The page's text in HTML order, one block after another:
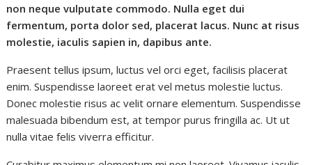
non neque vulputate commodo. Nulla eget dui
fermentum, porta dolor sed, placerat lacus. Nunc at risus
molestie, iaculis sapien in, dapibus ante.
Praesent tellus ipsum, luctus vel orci eget, facilisis placerat
enim. Suspendisse laoreet erat vel metus molestie luctus.
Donec molestie risus ac velit ornare elementum. Suspendisse
malesuada bibendum est, at tempor purus fringilla ac. Ut ut
nulla vitae felis viverra efficitur.